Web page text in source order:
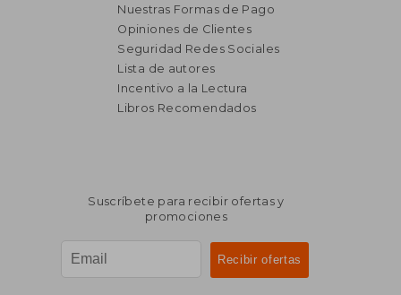
₡ 17.433
Nuestras Formas de Pago
Opiniones de Clientes
Seguridad Redes Sociales
Lista de autores
Incentivo a la Lectura
Libros Recomendados
Suscríbete para recibir ofertas y
promociones